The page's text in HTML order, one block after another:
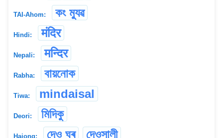
TAI-Ahom: কং ম্যুৱ
Hindi: मंदिर
Nepali: मन्दिर
Rabha: বায়নোক
Tiwa: mindaisal
Deori: মিদিকু
Hajong: দেও ঘৰ দেওসালী